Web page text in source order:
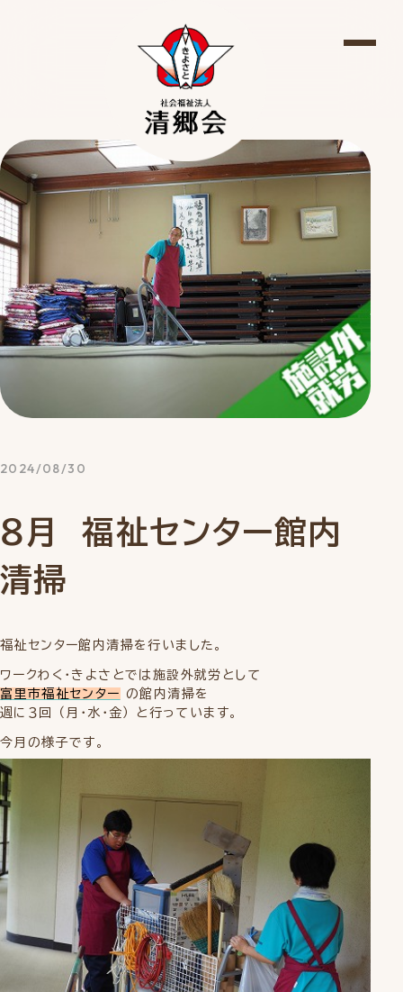
2024/08/30
８月 福祉センター館内
清掃
福祉センター館内清掃を行いました。
ワークわく・きよさとでは施設外就労として
富里市福祉センター
の館内清掃を
週に３回 （月・水・金） と行っています。
今月の様子です。